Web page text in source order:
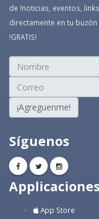
de !noticias, eventos,
directamente en tu
!GRATIS!
¡Agreguenme!
Síguenos
Applicaciones
App Store